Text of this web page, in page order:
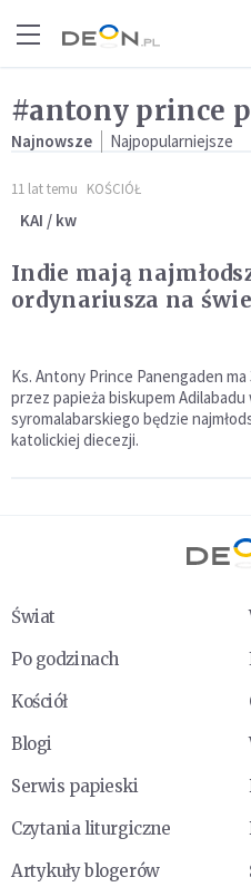
#antony prince
Najnowsze Najpopularniejsze
11 lat temu KOŚCIÓŁ
KAI / kw
Indie mają
ordynariusza na
Ks. Antony Prince Panengaden
przez papieża biskupem
syromalabarskiego będzie
katolickiej diecezji.
Świat
Po godzinach
Kościół
Blogi
Serwis papieski
Czytania liturgiczne
Artykuły blogerów